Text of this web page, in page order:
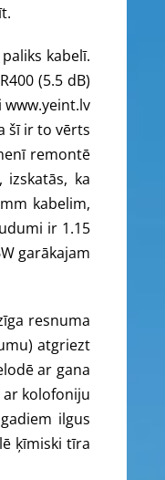
kabelī.
(5.5 dB)
www.yeint.lv
šī ir to vērts
remontē
ka
kabelim,
ir 1.15
garākajam
resnuma
atgriezt
ar gana
kolofoniju
ilgus
ķīmiski tīra